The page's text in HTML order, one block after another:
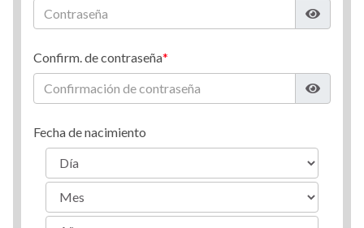
Confirm. de contraseña
Fecha de nacimiento